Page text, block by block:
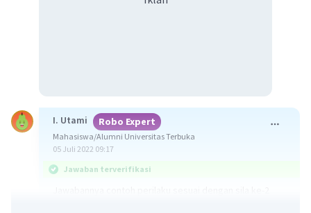
I. Utami Robo Expert
Mahasiswa/Alumni Universitas Terbuka
05 Juli 2022 09:17
Jawaban terverifikasi